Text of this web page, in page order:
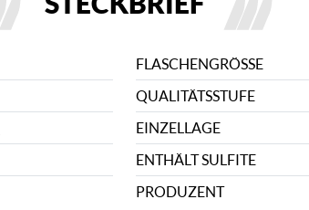
FLASCHENGRÖSSE
QUALITÄTSSTUFE
EINZELLAGE
ENTHÄLT SULFITE
PRODUZENT